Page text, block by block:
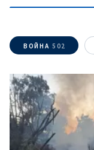
ВОЙНА 502